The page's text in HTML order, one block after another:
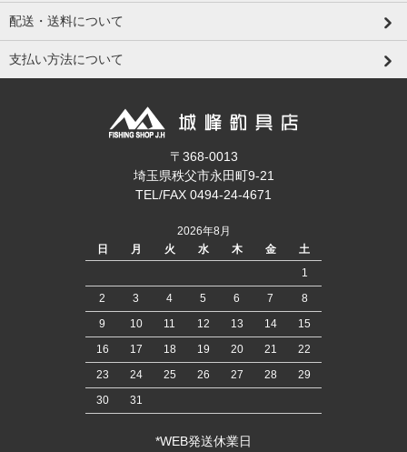
配送・送料について
支払い方法について
〒368-0013
埼玉県秩父市永田町9-21
TEL/FAX 0494-24-4671
2026年8月
日
月 火 水 木 金
土
1
2
3 4 5 6 7
8
9
10 11 12 13 14
15
16
17 18 19 20 21
22
23
24 25 26 27 28
29
30
31
*WEB発送休業日